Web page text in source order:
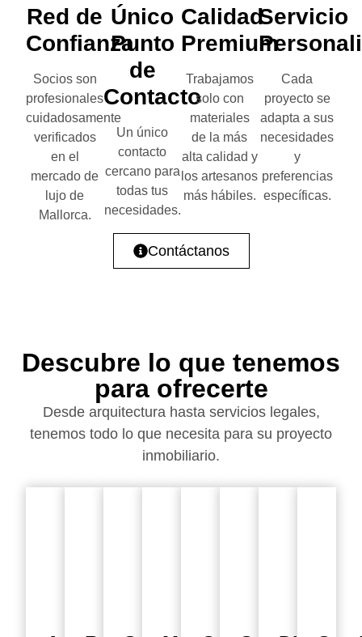
Red de
Confianza
Socios son
profesionales
cuidadosamente
verificados
en el
mercado de
lujo de
Mallorca.
Único
Punto
de
Contacto
Un único
contacto
cercano para
todas tus
necesidades.
Calidad
Premium
Trabajamos
solo con
materiales
de la más
alta calidad y
los artesanos
más hábiles.
Servicio
Cada
proyecto se
adapta a sus
necesidades
y
preferencias
específicas.
Contáctanos
Descubre lo que tenemos
para ofrecerte
Desde arquitectura hasta servicios legales,
tenemos todo lo que necesita para su proyecto
inmobiliario.